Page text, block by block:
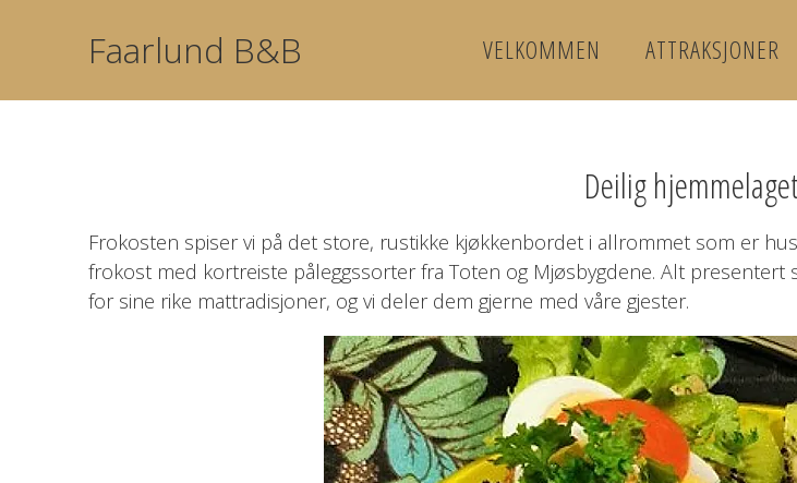
Faarlund B&B VELKOMMEN ATTRAKSJONER
Deilig
Frokosten spiser vi på det store, rustikke kjøkkenbordet i allrommet som er
frokost med kortreiste påleggssorter fra Toten og Mjøsbygdene. Alt
for sine rike mattradisjoner, og vi deler dem gjerne med våre gjester.